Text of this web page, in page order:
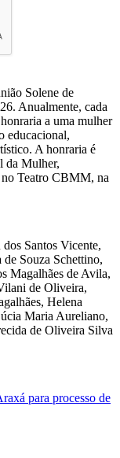
Solene de
Anualmente, cada
a uma mulher
educacional,
A honraria é
da Mulher,
no Teatro CBMM, na
Santos Vicente,
Souza Schettino,
Magalhães de Avila,
de Oliveira,
Helena
Maria Aureliano,
de Oliveira Silva
para processo de